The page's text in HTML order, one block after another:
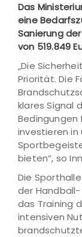
Das
eine
Sanierung
von 519.849
„Die
Priorität. Die
klares Signal
Bedingungen
investieren in
bieten“, so
Die
der
das Training
intensiven